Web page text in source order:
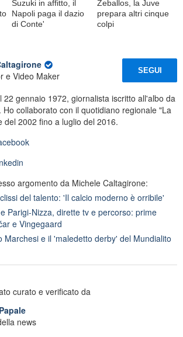
Suzuki in affitto, il
Napoli paga il dazio
di Conte'
Zeballos, la Juve
prepara altri cinque
colpi
e Video Maker
SEGUI
22 gennaio 1972, giornalista iscritto all'albo da
collaborato con il quotidiano regionale "La
del 2002 fino a luglio del 2016.
argomento da Michele Caltagirone:
del talento: 'Il calcio moderno è orribile'
Parigi-Nizza, dirette tv e percorso: prime
e Vingegaard
Marchesi e il 'maledetto derby' del Mundialito
curato e verificato da
news